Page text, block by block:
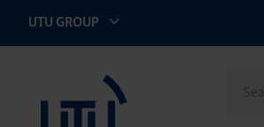
UTU GROUP
the